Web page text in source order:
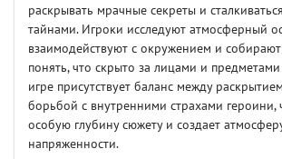
раскрывать мрачные секреты и
тайнами. Игроки исследуют атмосферный
взаимодействуют с окружением и
понять, что скрыто за лицами и
игре присутствует баланс между
борьбой с внутренними страхами героини,
особую глубину сюжету и создает
напряженности.